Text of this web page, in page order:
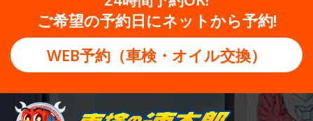
ご希望の予約日にネットから予約!
WEB予約（車検・オイル交換）